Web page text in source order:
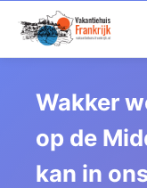
Wakker
op de
kan in